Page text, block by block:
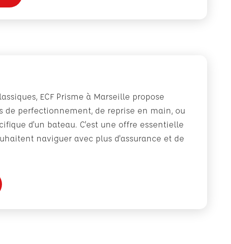
ECF Prisme à Marseille propose
de perfectionnement, de reprise en main, ou
d'un bateau. C'est une offre essentielle
naviguer avec plus d'assurance et de